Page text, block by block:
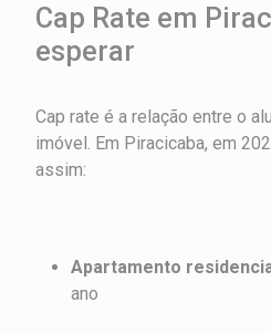
Cap Rate em
esperar
Cap rate é a relação entre o
imóvel. Em Piracicaba, em
assim:
Apartamento
ano